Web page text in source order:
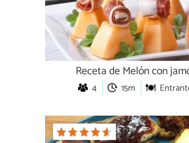
Receta de Melón con
4 15m